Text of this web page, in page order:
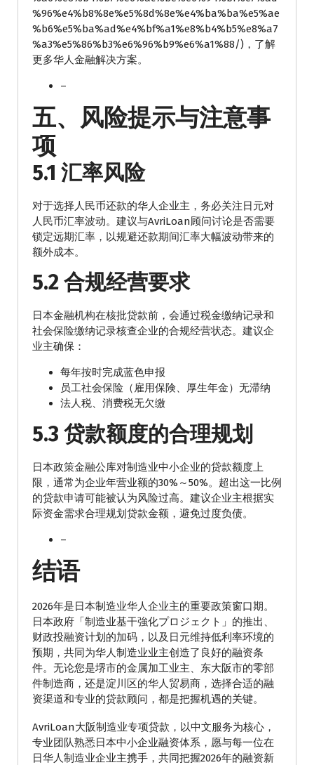
%96%e4%b8%8e%e5%8d%8e%e4%ba%ba%e5%ae
%b6%e5%ba%ad%e4%bf%a1%e8%b4%b5%e8%a7
%a3%e5%86%b3%e6%96%b9%e6%a1%88/)，了解
更多华人金融解决方案。
–
五、风险提示与注意事
项
5.1 汇率风险
对于选择人民币还款的华人企业主，务必关注日元对
人民币汇率波动。建议与AvriLoan顾问讨论是否需要
锁定远期汇率，以规避还款期间汇率大幅波动带来的
额外成本。
5.2 合规经营要求
日本金融机构在核批贷款前，会通过税金缴纳记录和
社会保险缴纳记录核查企业的合规经营状态。建议企
业主确保：
每年按时完成蓝色申报
员工社会保险（雇用保険、厚生年金）无滞纳
法人税、消费税无欠缴
5.3 贷款额度的合理规划
日本政策金融公库对制造业中小企业的贷款额度上
限，通常为企业年营业额的30%～50%。超出这一比例
的贷款申请可能被认为风险过高。建议企业主根据实
际资金需求合理规划贷款金额，避免过度负债。
–
结语
2026年是日本制造业华人企业主的重要政策窗口期。
日本政府「制造业基干強化プロジェクト」的推出、
财政投融资计划的加码，以及日元维持低利率环境的
预期，共同为华人制造业业主创造了良好的融资条
件。无论您是堺市的金属加工业主、东大阪市的零部
件制造商，还是淀川区的华人贸易商，选择合适的融
资渠道和专业的贷款顾问，都是把握机遇的关键。
AvriLoan大阪制造业专项贷款，以中文服务为核心，
专业团队熟悉日本中小企业融资体系，愿与每一位在
日华人制造业企业主携手，共同把握2026年的融资新